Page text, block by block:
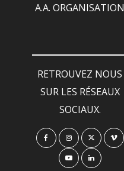
A.A. ORGANISATION
RETROUVEZ NOUS
SUR LES RÉSEAUX
SOCIAUX.